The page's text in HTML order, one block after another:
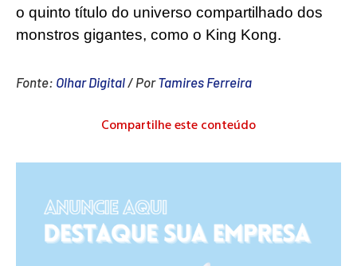
o quinto título do universo compartilhado dos
monstros gigantes, como o King Kong.
Fonte: Olhar Digital / PorTamires Ferreira
Compartilhe este conteúdo